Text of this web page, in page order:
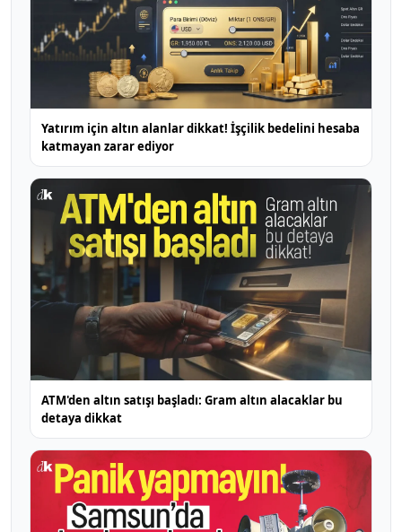
Yatırım için altın alanlar dikkat! İşçilik bedelini hesaba
katmayan zarar ediyor
ATM'den altın satışı başladı: Gram altın alacaklar bu
detaya dikkat